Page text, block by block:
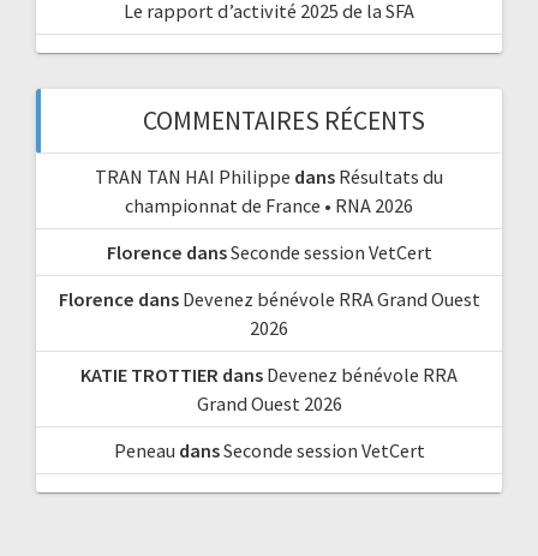
Le rapport d’activité 2025 de la SFA
COMMENTAIRES RÉCENTS
TRAN TAN HAI Philippe dans Résultats du
championnat de France • RNA 2026
Florence dansSeconde session VetCert
Florence dans Devenez bénévole RRA Grand Ouest
2026
KATIE TROTTIER dans Devenez bénévole RRA
Grand Ouest 2026
Peneau dansSeconde session VetCert